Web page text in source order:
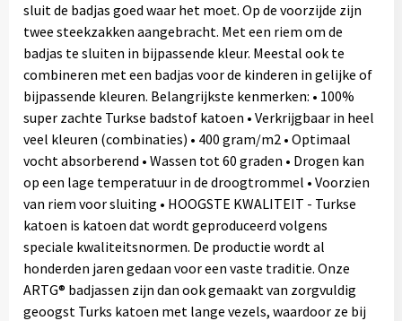
sluit de badjas goed waar het moet. Op de voorzijde zijn
twee steekzakken aangebracht. Met een riem om de
badjas te sluiten in bijpassende kleur. Meestal ook te
combineren met een badjas voor de kinderen in gelijke of
bijpassende kleuren. Belangrijkste kenmerken: • 100%
super zachte Turkse badstof katoen • Verkrijgbaar in heel
veel kleuren (combinaties) • 400 gram/m2 • Optimaal
vocht absorberend • Wassen tot 60 graden • Drogen kan
op een lage temperatuur in de droogtrommel • Voorzien
van riem voor sluiting • HOOGSTE KWALITEIT - Turkse
katoen is katoen dat wordt geproduceerd volgens
speciale kwaliteitsnormen. De productie wordt al
honderden jaren gedaan voor een vaste traditie. Onze
ARTG® badjassen zijn dan ook gemaakt van zorgvuldig
geoogst Turks katoen met lange vezels, waardoor ze bij